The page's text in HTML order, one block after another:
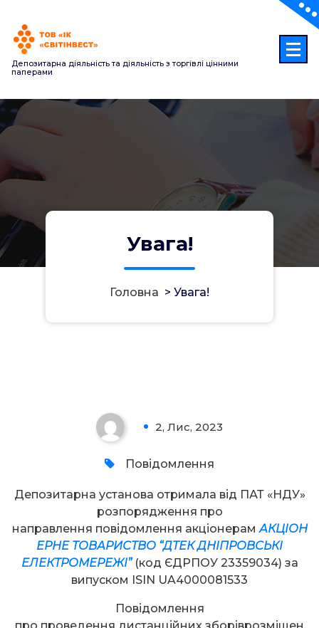
контенту
Депозитарна діяльність та діяльність з торгівлі цінними
паперами
Увага!
Головна > Увага!
2, Лис, 2023
Повідомлення
Депозитарна установа отримала від ПАТ «НДУ»
розпорядження про
направлення повідомлення акціонерам АКЦІОН
ЕРНЕ ТОВАРИСТВО “ДТЕК ДНІПРОВСЬКІ
ЕЛЕКТРОМЕРЕЖІ” (код ЄДРПОУ 23359034) за
випуском ISIN UA4000081533
Повідомлення
про проведення дистанційних зборіврозміщен